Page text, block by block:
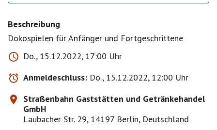
Beschreibung
Dokospielen für Anfänger und Fortgeschrittene
Do., 15.12.2022, 17:00 Uhr
Anmeldeschluss: Do., 15.12.2022, 12:00 Uhr
Straßenbahn Gaststätten und Getränkehandel
GmbH
Laubacher Str. 29, 14197 Berlin, Deutschland